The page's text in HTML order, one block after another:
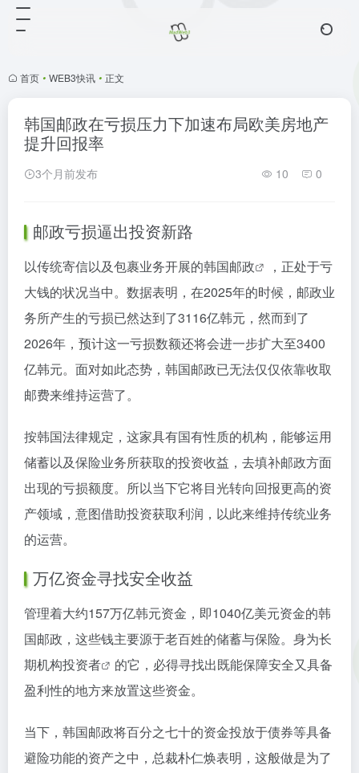
首页 • WEB3快讯 • 正文
韩国邮政在亏损压力下加速布局欧美房地产
提升回报率
3个月前发布 10 0
邮政亏损逼出投资新路
以传统寄信以及包裹业务开展的韩国邮政
，正处于亏
大钱的状况当中。数据表明，在2025年的时候，邮政业
务所产生的亏损已然达到了3116亿韩元，然而到了
2026年，预计这一亏损数额还将会进一步扩大至3400
亿韩元。面对如此态势，韩国邮政已无法仅仅依靠收取
邮费来维持运营了。
按韩国法律规定，这家具有国有性质的机构，能够运用
储蓄以及保险业务所获取的投资收益，去填补邮政方面
出现的亏损额度。所以当下它将目光转向回报更高的资
产领域，意图借助投资获取利润，以此来维持传统业务
的运营。
万亿资金寻找安全收益
管理着大约157万亿韩元资金，即1040亿美元资金的韩
国邮政，这些钱主要源于老百姓的储蓄与保险。身为长
期机构投资者
的它，必得寻找出既能保障安全又具备
盈利性的地方来放置这些资金。
当下，韩国邮政将百分之七十的资金投放于债券等具备
避险功能的资产之中，总裁朴仁焕表明，这般做是为了